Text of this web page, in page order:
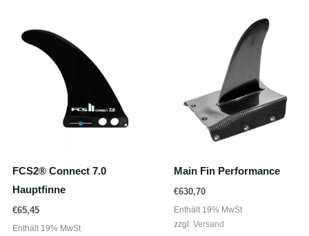
FCS2® Connect 7.0
Hauptfinne
€65,45
Enthält 19% MwSt
Main Fin Performance
€630,70
Enthält 19% MwSt
zzgl. Versand